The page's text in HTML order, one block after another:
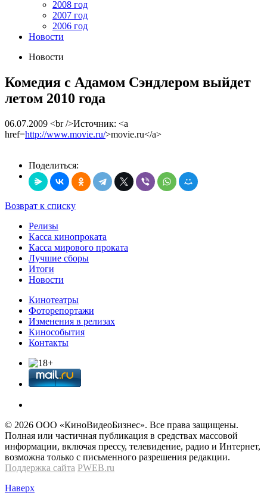
2008 год
2007 год
2006 год
Новости
Новости
Комедия с Адамом Сэндлером выйдет
летом 2010 года
06.07.2009 <br />Источник: <a
href=http://www.movie.ru/>movie.ru</a>
Поделиться:
Возврат к списку
Релизы
Касса кинопроката
Касса мирового проката
Лучшие сборы
Итоги
Новости
Кинотеатры
Фоторепортажи
Изменения в релизах
Кинособытия
Контакты
© 2026 OOО «КиноВидеоБизнес». Все права защищены.
Полная или частичная публикация в средствах массовой
информации, включая прессу, телевидение, радио и Интернет,
возможна только с письменного разрешения редакции.
Поддержка сайта PWEB.ru
Наверх